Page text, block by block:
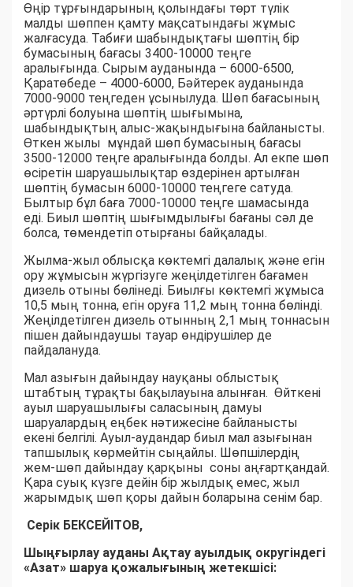
Өңір тұрғындарының қолындағы төрт түлік
малды шөппен қамту мақсатындағы жұмыс
жалғасуда. Табиғи шабындықтағы шөптің бір
бумасының бағасы 3400-10000 теңге
аралығында. Сырым ауданында – 6000-6500,
Қаратөбеде – 4000-6000, Бәйтерек ауданында
7000-9000 теңгеден ұсынылуда. Шөп бағасының
әртүрлі болуына шөптің шығымына,
шабындықтың алыс-жақындығына байланысты.
Өткен жылы мұндай шөп бумасының бағасы
3500-12000 теңге аралығында болды. Ал екпе шөп
өсіретін шаруашылықтар өздерінен артылған
шөптің бумасын 6000-10000 теңгеге сатуда.
Былтыр бұл баға 7000-10000 теңге шамасында
еді. Биыл шөптің шығымдылығы бағаны сәл де
болса, төмендетіп отырғаны байқалады.
Жылма-жыл облысқа көктемгі далалық және егін
ору жұмысын жүргізуге жеңілдетілген бағамен
дизель отыны бөлінеді. Биылғы көктемгі жұмыса
10,5 мың тонна, егін оруға 11,2 мың тонна бөлінді.
Жеңілдетілген дизель отынның 2,1 мың тоннасын
пішен дайындаушы тауар өндірушілер де
пайдалануда.
Мал азығын дайындау науқаны облыстық
штабтың тұрақты бақылауына алынған. Өйткені
ауыл шаруашылығы саласының дамуы
шаруалардың еңбек нәтижесіне байланысты
екені белгілі. Ауыл-аудандар биыл мал азығынан
тапшылық көрмейтін сыңайлы. Шөпшілердің
жем-шөп дайындау қарқыны соны аңғартқандай.
Қара суық күзге дейін бір жылдық емес, жыл
жарымдық шөп қоры дайын боларына сенім бар.
Серік БЕКСЕЙІТОВ,
Шыңғырлау ауданы Ақтау ауылдық округіндегі
«Азат» шаруа қожалығының жетекшісі: